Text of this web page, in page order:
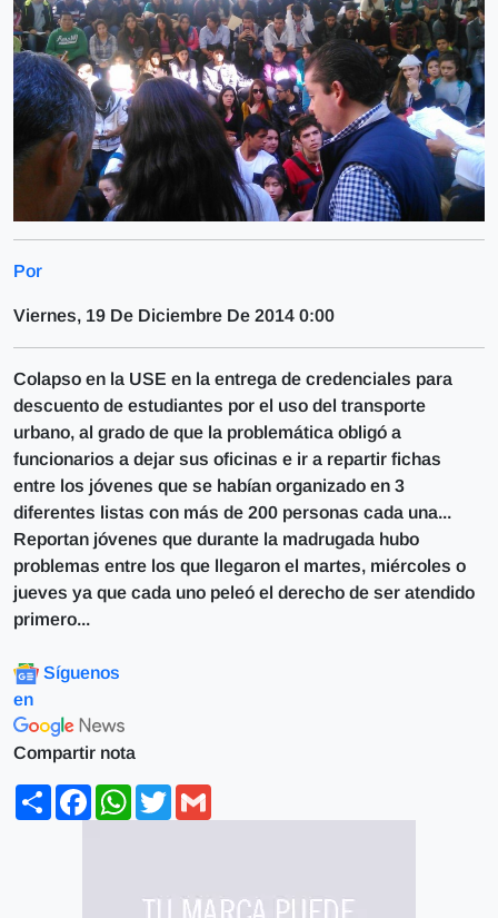
Por
Viernes, 19 De Diciembre De 2014 0:00
Colapso en la USE en la entrega de credenciales para
descuento de estudiantes por el uso del transporte
urbano, al grado de que la problemática obligó a
funcionarios a dejar sus oficinas e ir a repartir fichas
entre los jóvenes que se habían organizado en 3
diferentes listas con más de 200 personas cada una...
Reportan jóvenes que durante la madrugada hubo
problemas entre los que llegaron el martes, miércoles o
jueves ya que cada uno peleó el derecho de ser atendido
primero...
Síguenos
en
Compartir nota
ShareFacebookWhatsApp
Twitter